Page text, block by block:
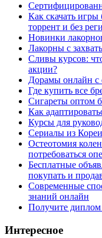
Как скачать игры
торрент и без
Новинки
Лакорны с
Сливы курсов:
акции?
Дорамы онлайн с
Где купить все
Сигареты оптом
Как
Курсы для
Сериалы из
Остеотомия
потребоваться
Бесплатные
покупать и
Современные
знаний онлайн
Получите диплом
Интересное